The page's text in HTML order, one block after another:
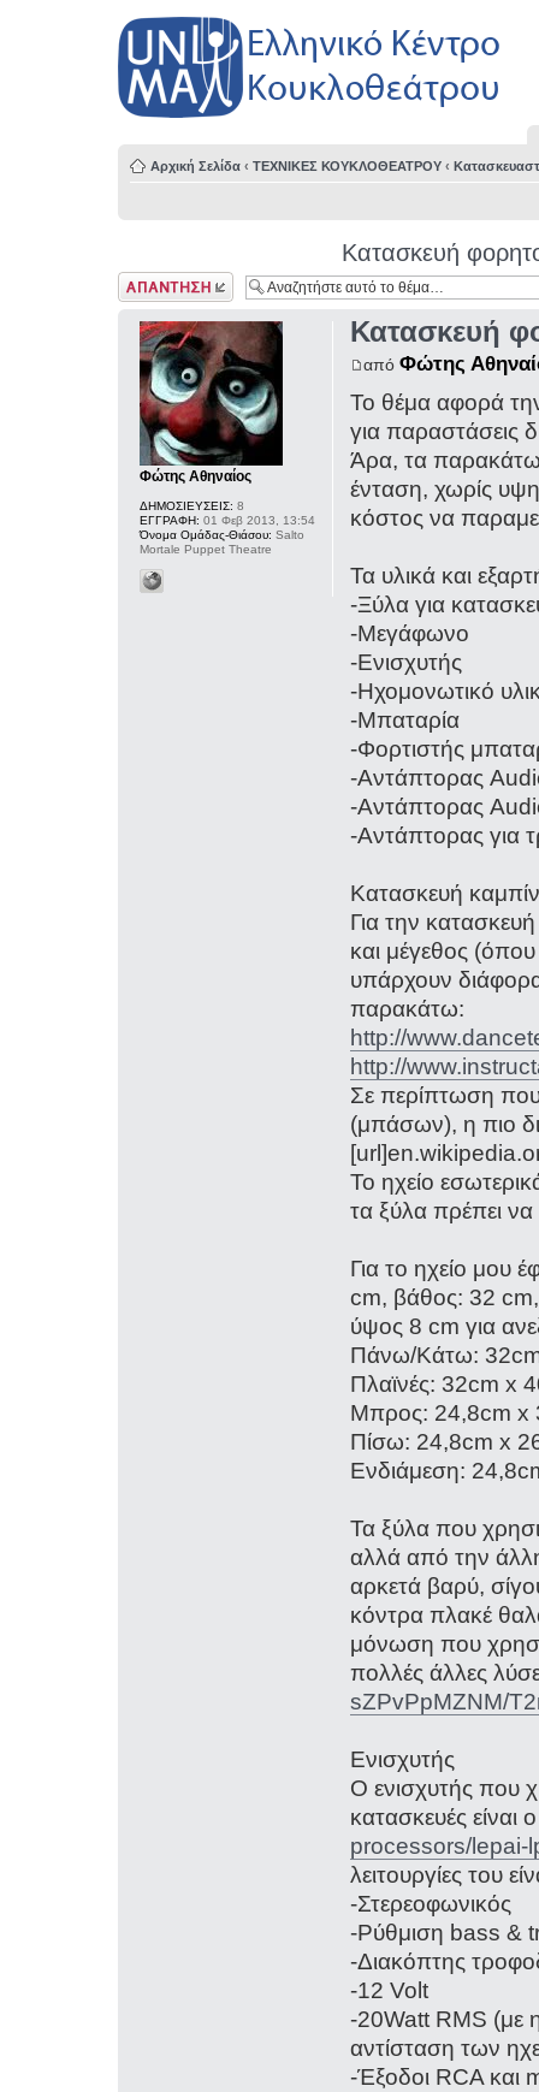
Αρχική Σελίδα ‹ ΤΕΧΝΙΚΕΣ ΚΟΥΚΛΟΘΕΑΤΡΟΥ ‹
Κατασκευή
Δημιουργία
απάντησης
Κατασκευή
απόΦώτης
Το θέμα αφορά
για παραστάσεις
Άρα, τα
ένταση, χωρίς
κόστος να
Τα υλικά και
-Ξύλα για
-Μεγάφωνο
-Ενισχυτής
-Ηχομονωτικό
-Μπαταρία
-Φορτιστής
-Αντάπτορας
-Αντάπτορας
-Αντάπτορας για
Κατασκευή
Για την
και μέγεθος
υπάρχουν διάφορα
παρακάτω:
http://
http://
Σε περίπτωση
(μπάσων), η πιο
Το ηχείο
τα ξύλα πρέπει να
Για το ηχείο μου
cm, βάθος: 32
ύψος 8 cm για
Πάνω/Κάτω:
Πλαϊνές: 32cm x
Μπρος: 24,8cm x
Πίσω: 24,8cm x
Ενδιάμεση:
Τα ξύλα που
αλλά από την άλλη
αρκετά βαρύ,
κόντρα πλακέ
μόνωση που
πολλές άλλες
sZPvPpMZNM/
Ενισχυτής
Ο ενισχυτής που
κατασκευές είναι
processors/lepai-
λειτουργίες του
-Στερεοφωνικός
-Ρύθμιση bass &
-Διακόπτης
-12 Volt
-20Watt RMS (με
αντίσταση των
-Έξοδοι RCA και
Φώτης Αθηναίος
ΔΗΜΟΣΙΕΥΣΕΙΣ: 8
ΕΓΓΡΑΦΗ: 01 Φεβ 2013, 13:54
Όνομα Ομάδας-Θιάσου: Salto
Mortale Puppet Theatre